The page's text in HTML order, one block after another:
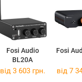
Fosi Audio
BL20A
Fosi
від 3 603 грн. від 7